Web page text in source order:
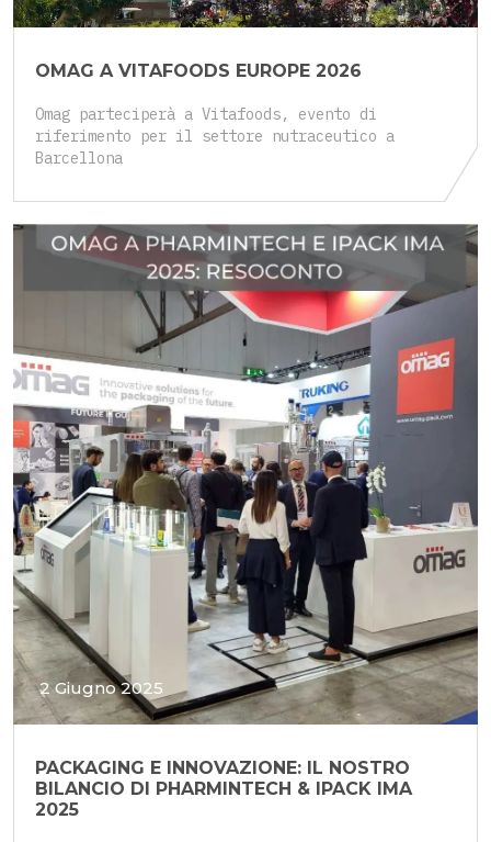
OMAG A VITAFOODS EUROPE 2026
Omag parteciperà a Vitafoods, evento di
riferimento per il settore nutraceutico a
Barcellona
2 Giugno 2025
PACKAGING E INNOVAZIONE: IL NOSTRO
BILANCIO DI PHARMINTECH & IPACK IMA
2025